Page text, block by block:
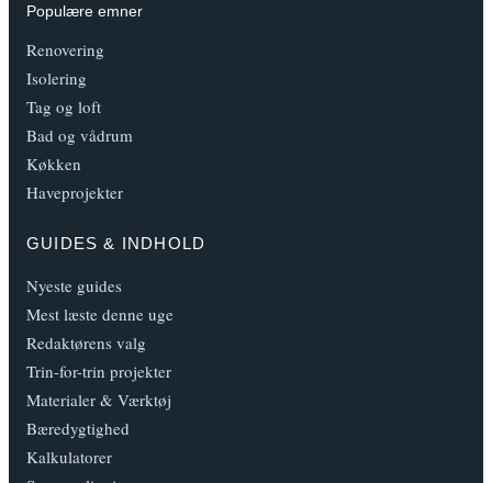
Populære emner
Renovering
Isolering
Tag og loft
Bad og vådrum
Køkken
Haveprojekter
GUIDES & INDHOLD
Nyeste guides
Mest læste denne uge
Redaktørens valg
Trin-for-trin projekter
Materialer & Værktøj
Bæredygtighed
Kalkulatorer